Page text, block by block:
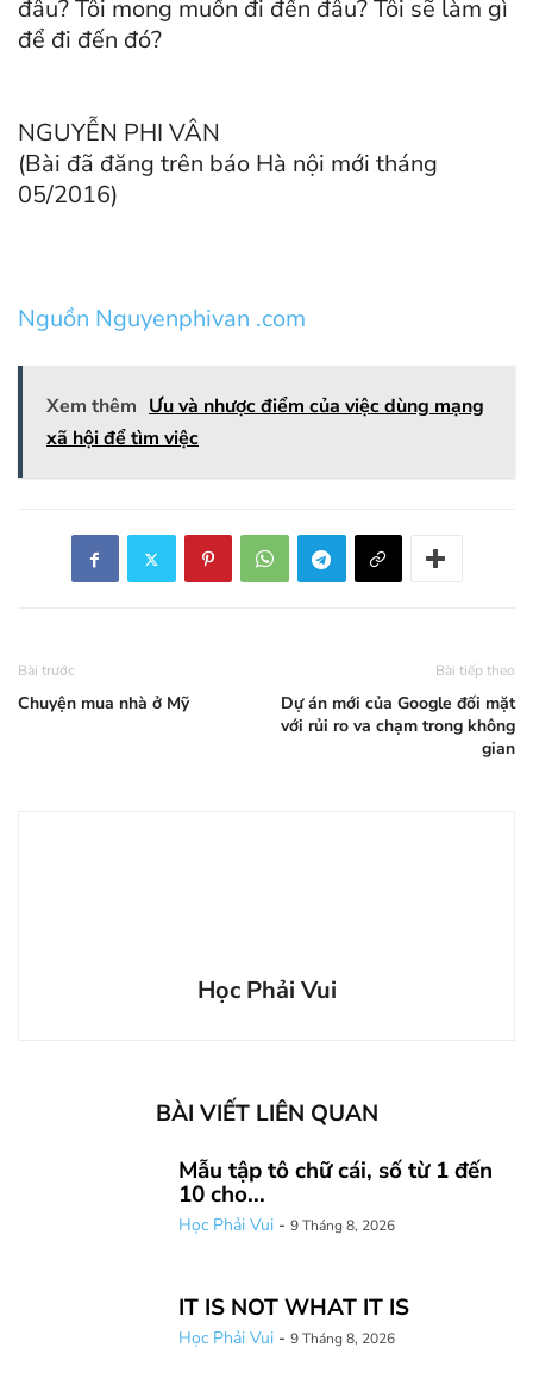
đâu? Tôi mong muốn đi đến đâu? Tôi sẽ làm gì
để đi đến đó?
NGUYỄN PHI VÂN
(Bài đã đăng trên báo Hà nội mới tháng
05/2016)
Nguồn Nguyenphivan .com
Xem thêm Ưu và nhược điểm của việc dùng mạng
xã hội để tìm việc
Bài trước
Chuyện mua nhà ở Mỹ
Bài tiếp theo
Dự án mới của Google đối mặt
với rủi ro va chạm trong không
gian
Học Phải Vui
BÀI VIẾT LIÊN QUAN
Mẫu tập tô chữ cái, số từ 1 đến
10 cho...
Học Phải Vui - 9 Tháng 8, 2026
IT IS NOT WHAT IT IS
Học Phải Vui - 9 Tháng 8, 2026